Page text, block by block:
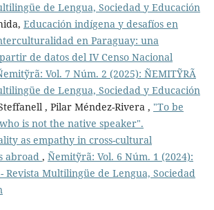
de Lengua, Sociedad y Educación
Educación indígena y desafíos en
en Paraguay: una
de datos del IV Censo Nacional
Vol. 7 Núm. 2 (2025): ÑEMITỸRÃ
de Lengua, Sociedad y Educación
, Pilar Méndez-Rivera , "To be
is not the native speaker".
as empathy in cross-cultural
abroad , Ñemitỹrã: Vol. 6 Núm. 1 (2024):
Revista Multilingüe de Lengua, Sociedad